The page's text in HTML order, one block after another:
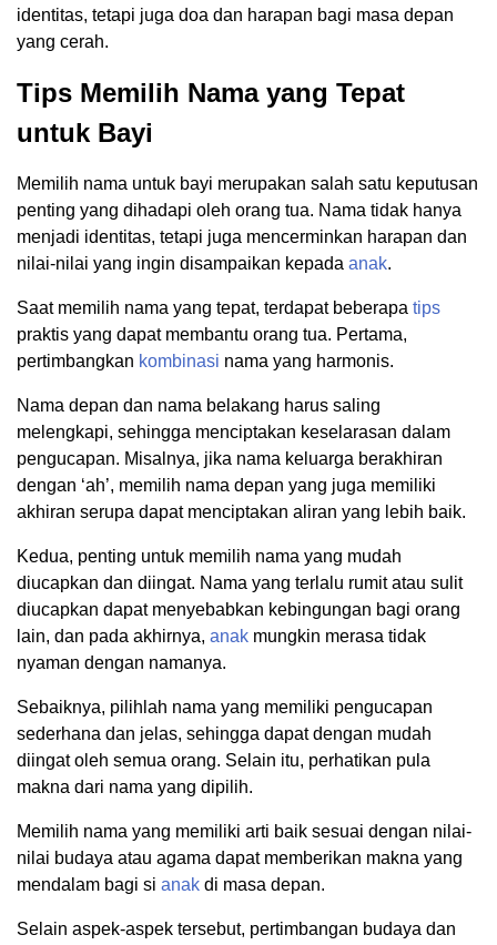
identitas, tetapi juga doa dan harapan bagi masa depan
yang cerah.
Tips Memilih Nama yang Tepat
untuk Bayi
Memilih nama untuk bayi merupakan salah satu keputusan
penting yang dihadapi oleh orang tua. Nama tidak hanya
menjadi identitas, tetapi juga mencerminkan harapan dan
nilai-nilai yang ingin disampaikan kepada anak.
Saat memilih nama yang tepat, terdapat beberapa tips
praktis yang dapat membantu orang tua. Pertama,
pertimbangkan kombinasi nama yang harmonis.
Nama depan dan nama belakang harus saling
melengkapi, sehingga menciptakan keselarasan dalam
pengucapan. Misalnya, jika nama keluarga berakhiran
dengan ‘ah’, memilih nama depan yang juga memiliki
akhiran serupa dapat menciptakan aliran yang lebih baik.
Kedua, penting untuk memilih nama yang mudah
diucapkan dan diingat. Nama yang terlalu rumit atau sulit
diucapkan dapat menyebabkan kebingungan bagi orang
lain, dan pada akhirnya, anak mungkin merasa tidak
nyaman dengan namanya.
Sebaiknya, pilihlah nama yang memiliki pengucapan
sederhana dan jelas, sehingga dapat dengan mudah
diingat oleh semua orang. Selain itu, perhatikan pula
makna dari nama yang dipilih.
Memilih nama yang memiliki arti baik sesuai dengan nilai-
nilai budaya atau agama dapat memberikan makna yang
mendalam bagi si anak di masa depan.
Selain aspek-aspek tersebut, pertimbangan budaya dan